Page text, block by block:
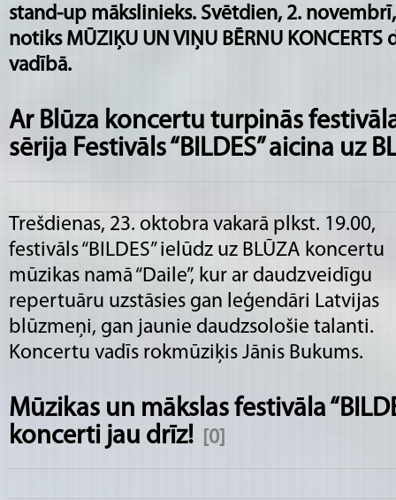
stand-up mākslinieks. Svētdien, 2.
notiks MŪZIĶU UN VIŅU BĒRNU
vadībā.
Ar Blūza koncertu turpinās festivāla
sērija Festivāls “BILDES” aicina uz
Trešdienas, 23. oktobra vakarā plkst. 19.00,
festivāls “BILDES” ielūdz uz BLŪZA koncertu
mūzikas namā “Daile”, kur ar daudzveidīgu
repertuāru uzstāsies gan leģendāri Latvijas
blūzmeņi, gan jaunie daudzsološie talanti.
Koncertu vadīs rokmūziķis Jānis Bukums.
Mūzikas un mākslas festivāla
koncerti jau drīz!
[0]